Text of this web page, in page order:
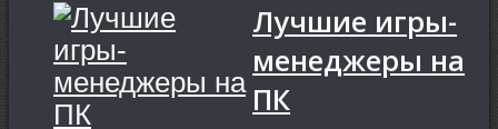
Лучшие игры-
менеджеры на
ПК